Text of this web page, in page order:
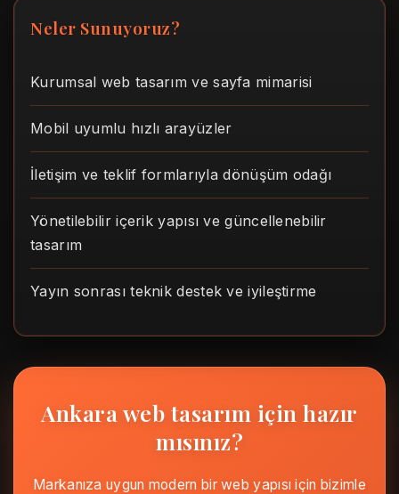
Neler Sunuyoruz?
Kurumsal web tasarım ve sayfa mimarisi
Mobil uyumlu hızlı arayüzler
İletişim ve teklif formlarıyla dönüşüm odağı
Yönetilebilir içerik yapısı ve güncellenebilir
tasarım
Yayın sonrası teknik destek ve iyileştirme
Ankara web tasarım için hazır
mısınız?
Markanıza uygun modern bir web yapısı için bizimle